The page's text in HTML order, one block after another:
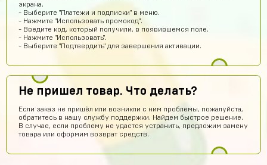
экрана.
- Выберите "Платежи и подписки" в меню.
- Нажмите "Использовать промокод".
- Введите код, который получили, в появившемся поле.
- Нажмите "Использовать".
- Выберите "Подтвердить" для завершения активации.
Не пришел товар. Что делать?
Если заказ не пришёл или возникли с ним проблемы, пожалуйста,
обратитесь в нашу службу поддержки. Найдем быстрое решение.
В случае, если проблему не удастся устранить, предложим замену
товара или оформим возврат средств.
Точно прям уверен уже 4 акк по фри фаер всё приходит
😈
potkukocta
Сайт топ!!!
Топчик. Акк пришел теперь рублуюсь на нормальном а
не на дешманском лол
Антон Трофимов 7 часов назад
крута